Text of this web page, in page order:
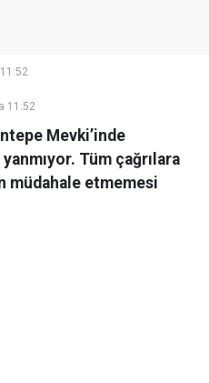
11:52
Mevki’inde
Tüm çağrılara
müdahale etmemesi